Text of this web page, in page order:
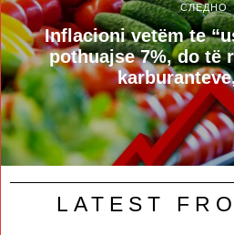
СЛЕДНО
Inflacioni vetëm te
pothuajse 7%, do të
LATEST